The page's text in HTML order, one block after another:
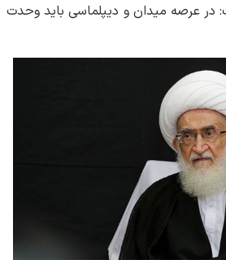
در عرصه میدان و دیپلماسی باید وحدت